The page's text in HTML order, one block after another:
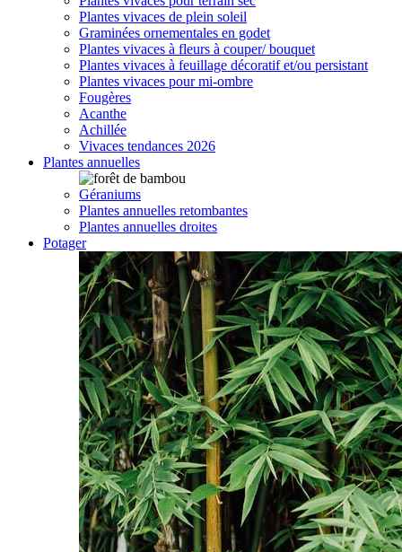
Plantes vivaces de plein soleil
Graminées ornementales en godet
Plantes vivaces à fleurs à couper/ bouquet
Plantes vivaces à feuillage décoratif et/ou persistant
Plantes vivaces pour mi-ombre
Fougères
Acanthe
Achillée
Vivaces tendances 2026
Plantes annuelles
Géraniums
Plantes annuelles retombantes
Plantes annuelles droites
Potager